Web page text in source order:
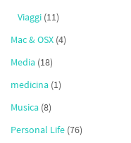
Viaggi (11)
Mac & OSX (4)
Media (18)
medicina (1)
Musica (8)
Personal Life (76)